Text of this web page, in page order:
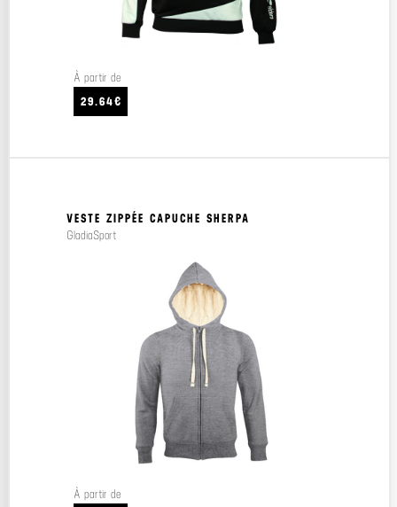
À partir de
29.64€
VESTE ZIPPÉE CAPUCHE SHERPA
GladiaSport
À partir de